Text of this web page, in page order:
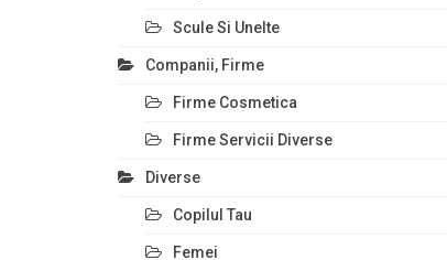
Scule Si Unelte
Companii, Firme
Firme Cosmetica
Firme Servicii Diverse
Diverse
Copilul Tau
Femei